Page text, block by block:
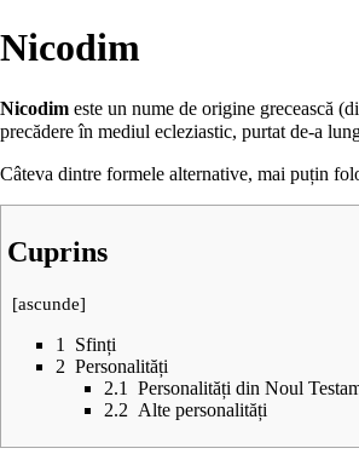
Nicodim
Nicodim este un nume de origine grecească
precădere în mediul ecleziastic, purtat de-a
Câteva dintre formele alternative, mai puțin
Cuprins
[ascunde]
1
Sfinți
2 Personalități
2.1
Personalități din Noul
2.2 Alte personalități